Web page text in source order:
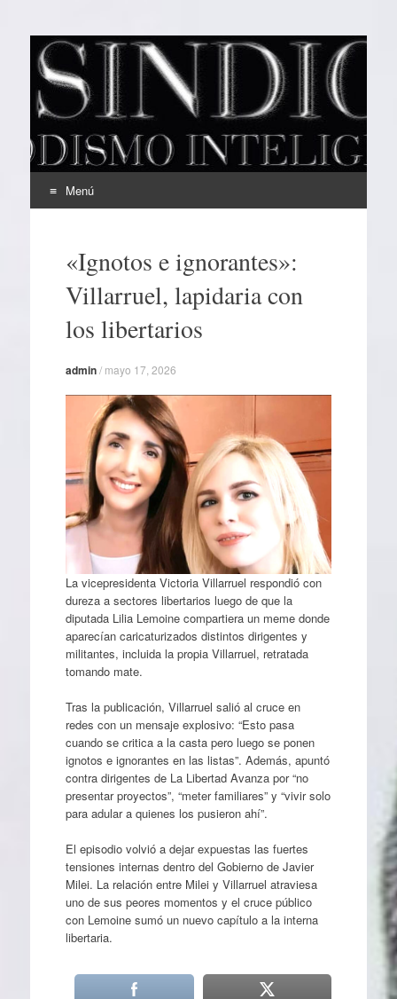
EL SINDICAL
Periodismo Inteligente
Menú
contenido«Ignotos e ignorantes»:
Villarruel, lapidaria con
los libertarios
admin/ mayo 17, 2026
La vicepresidenta Victoria Villarruel respondió con
dureza a sectores libertarios luego de que la
diputada Lilia Lemoine compartiera un meme donde
aparecían caricaturizados distintos dirigentes y
militantes, incluida la propia Villarruel, retratada
tomando mate.
Tras la publicación, Villarruel salió al cruce en
redes con un mensaje explosivo: “Esto pasa
cuando se critica a la casta pero luego se ponen
ignotos e ignorantes en las listas”. Además, apuntó
contra dirigentes de La Libertad Avanza por “no
presentar proyectos”, “meter familiares” y “vivir solo
para adular a quienes los pusieron ahí”.
El episodio volvió a dejar expuestas las fuertes
tensiones internas dentro del Gobierno de Javier
Milei. La relación entre Milei y Villarruel atraviesa
uno de sus peores momentos y el cruce público
con Lemoine sumó un nuevo capítulo a la interna
libertaria.